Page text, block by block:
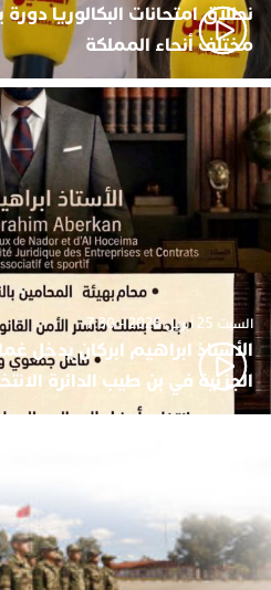
مختلف أنحاء المملكة
السبت 25 أبريل 2026 - 7:30
الأستاذ ابراهيم ابركان يدخل
الجزئية في بن طيب الدائرة